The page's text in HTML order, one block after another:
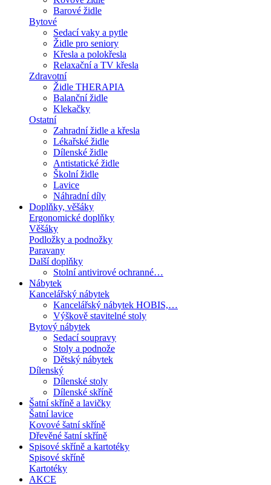
Barové židle
Bytové
Sedací vaky a pytle
Židle pro seniory
Křesla a polokřesla
Relaxační a TV křesla
Zdravotní
Židle THERAPIA
Balanční židle
Klekačky
Ostatní
Zahradní židle a křesla
Lékařské židle
Dílenské židle
Antistatické židle
Školní židle
Lavice
Náhradní díly
Doplňky, věšáky
Ergonomické doplňky
Věšáky
Podložky a podnožky
Paravany
Další doplňky
Stolní antivirové ochranné…
Nábytek
Kancelářský nábytek
Kancelářský nábytek HOBIS,…
Výškově stavitelné stoly
Bytový nábytek
Sedací soupravy
Stoly a podnože
Dětský nábytek
Dílenský
Dílenské stoly
Dílenské skříně
Šatní skříně a lavičky
Šatní lavice
Kovové šatní skříně
Dřevěné šatní skříně
Spisové skříně a kartotéky
Spisové skříně
Kartotéky
AKCE